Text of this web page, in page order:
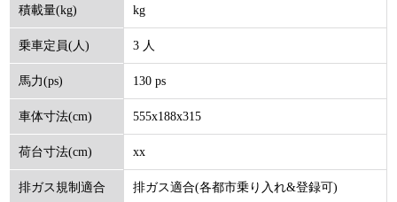
積載量(kg) kg
乗車定員(人) 3 人
馬力(ps) 130 ps
車体寸法(cm) 555x188x315
荷台寸法(cm) xx
排ガス規制適合 排ガス適合(各都市乗り入れ&登録可)